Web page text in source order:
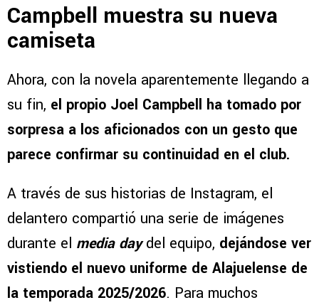
Campbell muestra su nueva
camiseta
Ahora, con la novela aparentemente llegando a
su fin, el propio Joel Campbell ha tomado por
sorpresa a los aficionados con un gesto que
parece confirmar su continuidad en el club.
A través de sus historias de Instagram, el
delantero compartió una serie de imágenes
durante el media daydel equipo, dejándose ver
vistiendo el nuevo uniforme de Alajuelense de
la temporada 2025/2026. Para muchos